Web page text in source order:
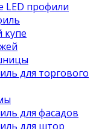
LED профили
купе
для торгового
для фасадов
для штор